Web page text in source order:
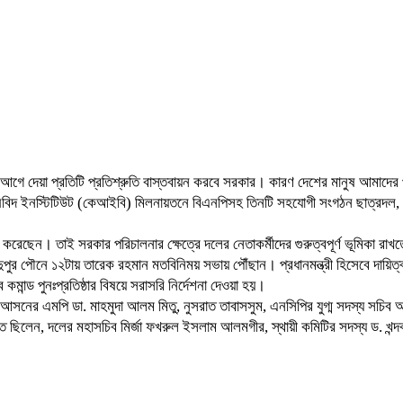
আগে দেয়া প্রতিটি প্রতিশ্রুতি বাস্তবায়ন করবে সরকার। কারণ দেশের মানুষ
ইনস্টিটিউট (কেআইবি) মিলনায়তনে বিএনপিসহ তিনটি সহযোগী সংগঠন
তাই সরকার পরিচালনার ক্ষেত্রে দলের নেতাকর্মীদের গুরুত্বপূর্ণ ভূমিকা
পৌনে ১২টায় তারেক রহমান মতবিনিময় সভায় পৌঁছান। প্রধানমন্ত্রী হিসেবে
পুনঃপ্রতিষ্ঠার বিষয়ে সরাসরি নির্দেশনা দেওয়া হয়।
এমপি ডা. মাহমুদা আলম মিতু, নুসরাত তাবাসসুম, এনসিপির যুগ্ম সদস্য সচিব
ছিলেন, দলের মহাসচিব মির্জা ফখরুল ইসলাম আলমগীর, স্থায়ী কমিটির সদস্য ড.